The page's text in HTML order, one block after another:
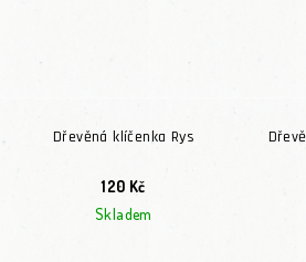
Dřevěná klíčenka Rys
120 Kč
Skladem